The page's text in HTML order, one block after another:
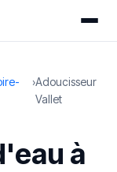
›Adoucisseur
Vallet
à